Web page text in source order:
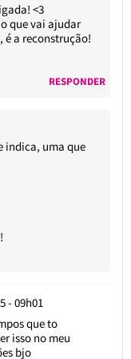
<3
que vai ajudar
a reconstrução!
RESPONDER
indica, uma que
- 09h01
que to
isso no meu
bjo